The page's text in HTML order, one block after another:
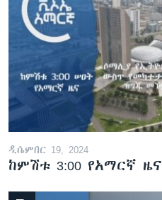
ዲሴምበር 19, 2024
ከምሽቱ 3:00 የአማርኛ ዜና